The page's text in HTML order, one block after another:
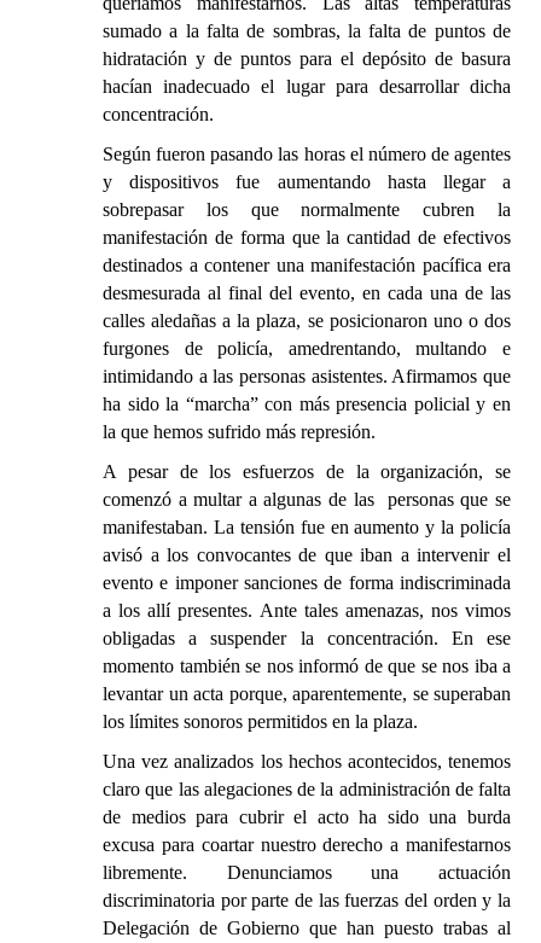
sumado a la falta de sombras, la falta de puntos de
hidratación y de puntos para el depósito de basura
hacían inadecuado el lugar para desarrollar dicha
concentración.
Según fueron pasando las horas el número de agentes
y dispositivos fue aumentando hasta llegar a
sobrepasar los que normalmente cubren la
manifestación de forma que la cantidad de efectivos
destinados a contener una manifestación pacífica era
desmesurada al final del evento, en cada una de las
calles aledañas a la plaza, se posicionaron uno o dos
furgones de policía, amedrentando, multando e
intimidando a las personas asistentes. Afirmamos que
ha sido la “marcha” con más presencia policial y en
la que hemos sufrido más represión.
A pesar de los esfuerzos de la organización, se
comenzó a multar a algunas de las personas que se
manifestaban. La tensión fue en aumento y la policía
avisó a los convocantes de que iban a intervenir el
evento e imponer sanciones de forma indiscriminada
a los allí presentes. Ante tales amenazas, nos vimos
obligadas a suspender la concentración. En ese
momento también se nos informó de que se nos iba a
levantar un acta porque, aparentemente, se superaban
los límites sonoros permitidos en la plaza.
Una vez analizados los hechos acontecidos, tenemos
claro que las alegaciones de la administración de falta
de medios para cubrir el acto ha sido una burda
excusa para coartar nuestro derecho a manifestarnos
libremente. Denunciamos una actuación
discriminatoria por parte de las fuerzas del orden y la
Delegación de Gobierno que han puesto trabas al